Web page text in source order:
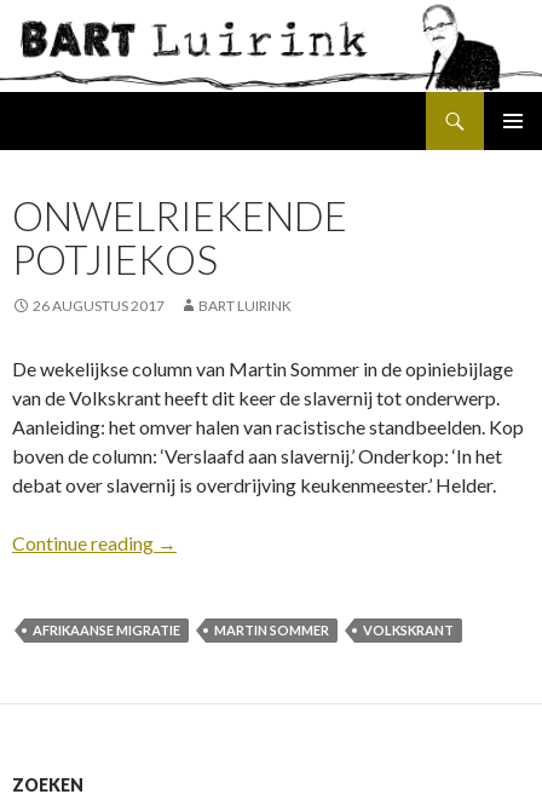
ONWELRIEKENDE
POTJIEKOS
26 AUGUSTUS 2017 BART LUIRINK
De wekelijkse column van Martin Sommer in de opiniebijlage
van de Volkskrant heeft dit keer de slavernij tot onderwerp.
Aanleiding: het omver halen van racistische standbeelden. Kop
boven de column: ‘Verslaafd aan slavernij.’ Onderkop: ‘In het
debat over slavernij is overdrijving keukenmeester.’ Helder.
Continue reading →
AFRIKAANSE MIGRATIE MARTIN SOMMER VOLKSKRANT
ZOEKEN